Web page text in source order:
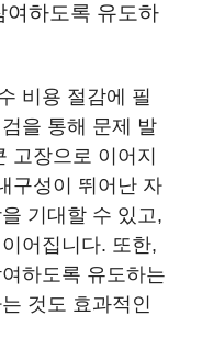
여하도록 유도하
비용 절감에 필
을 통해 문제 발
고장으로 이어지
구성이 뛰어난 자
기대할 수 있고,
어집니다. 또한,
하도록 유도하는
것도 효과적인